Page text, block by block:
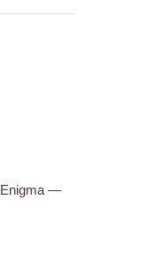
Enigma —